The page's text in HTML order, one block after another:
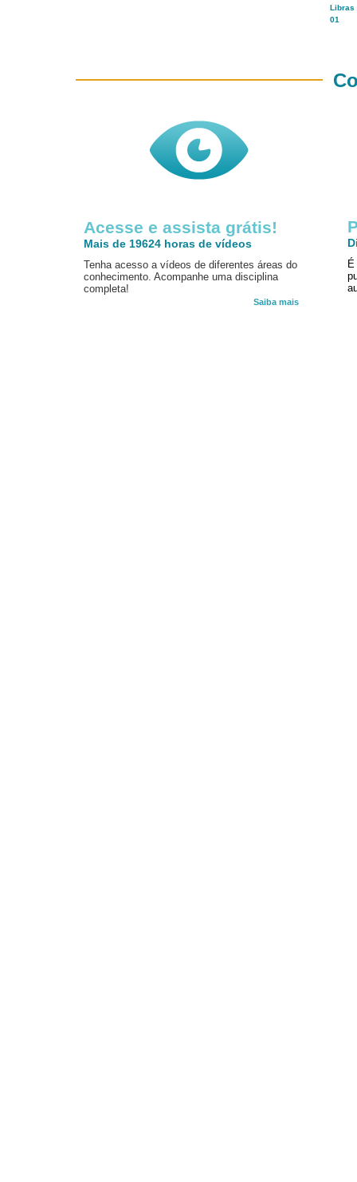
Libras
01
Acesse e assista grátis!
Mais de 19624 horas de vídeos
Tenha acesso a vídeos de diferentes áreas do
conhecimento. Acompanhe uma disciplina
completa!
Saiba mais